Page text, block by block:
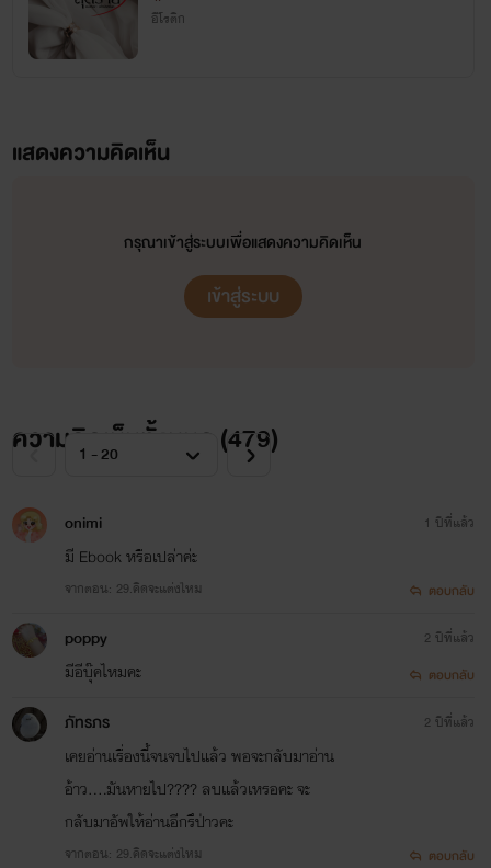
อีโรติก
แสดงความคิดเห็น
กรุณาเข้าสู่ระบบเพื่อแสดงความคิดเห็น
เข้าสู่ระบบ
ความคิดเห็นทั้งหมด (479)
onimi
มี Ebook หรือเปล่าค่ะ
จากตอน: 29.คิดจะแต่งไหม
1 ปีที่แล้ว
ตอบกลับ
poppy
มีอีบุ๊คไหมคะ
2 ปีที่แล้ว
ตอบกลับ
ภัทรภร
เคยอ่านเรื่องนี้จนจบไปแล้ว พอจะกลับมาอ่าน
อ้าว....มันหายไป???? ลบแล้วเหรอคะ จะ
กลับมาอัพให้อ่านอีกรึป่าวคะ
จากตอน: 29.คิดจะแต่งไหม
2 ปีที่แล้ว
ตอบกลับ